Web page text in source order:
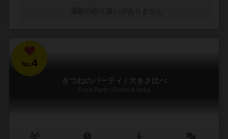
No.4
きつねのパーティ / 大きさ比べ
Fox's Party / Fuchs & fertig